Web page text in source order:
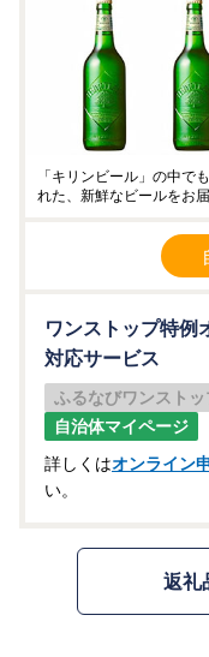
「キリンビール」の中で
れた、新鮮なビールをお
ワンストップ特例
対応サービス
ふるなびワンスト
自治体マイページ
詳しくはオンライン
い。
返礼